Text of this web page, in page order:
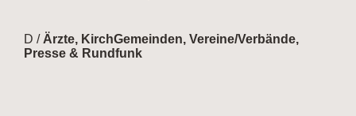
D / Ärzte, KirchGemeinden, Vereine/Verbände,
Presse & Rundfunk